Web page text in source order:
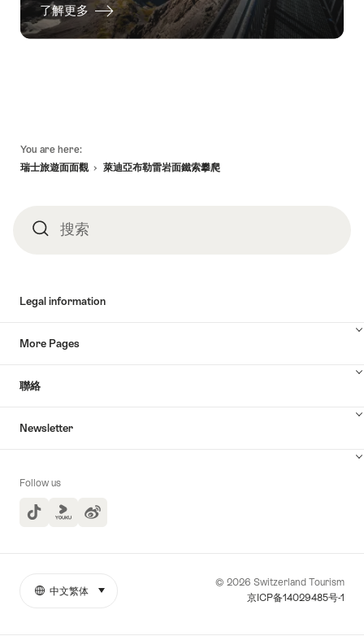
了解更多
You are here:
瑞士旅遊面面觀
萊迪亞布勒雷岩面鐵索攀爬
搜 搜索
Legal information
More Pages
聯絡
Newsletter
Follow us
TikTokYuoku
More
© 2026 Switzerland Tourism
京ICP备14029485号-1
中文繁体 select (click to display)